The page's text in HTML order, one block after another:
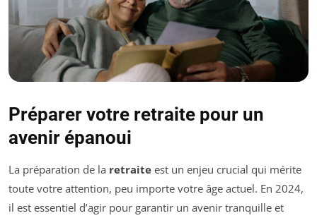
Préparer votre retraite pour un
avenir épanoui
La préparation de la retraite est un enjeu crucial qui mérite
toute votre attention, peu importe votre âge actuel. En 2024,
il est essentiel d’agir pour garantir un avenir tranquille et